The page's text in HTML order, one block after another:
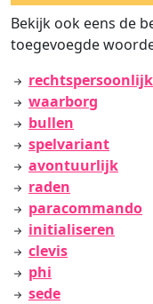
Bekijk ook eens de
toegevoegde
waarborg
bullen
spelvariant
avontuurlijk
raden
paracommando
initialiseren
clevis
phi
sede